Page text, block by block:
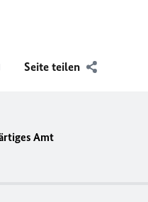
Seite teilen
Amt